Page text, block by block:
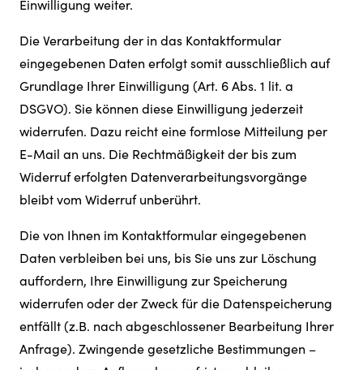
Einwilligung weiter.
Die Verarbeitung der in das Kontaktformular
eingegebenen Daten erfolgt somit ausschließlich auf
Grundlage Ihrer Einwilligung (Art. 6 Abs. 1 lit. a
DSGVO). Sie können diese Einwilligung jederzeit
widerrufen. Dazu reicht eine formlose Mitteilung per
E-Mail an uns. Die Rechtmäßigkeit der bis zum
Widerruf erfolgten Datenverarbeitungsvorgänge
bleibt vom Widerruf unberührt.
Die von Ihnen im Kontaktformular eingegebenen
Daten verbleiben bei uns, bis Sie uns zur Löschung
auffordern, Ihre Einwilligung zur Speicherung
widerrufen oder der Zweck für die Datenspeicherung
entfällt (z.B. nach abgeschlossener Bearbeitung Ihrer
Anfrage). Zwingende gesetzliche Bestimmungen –